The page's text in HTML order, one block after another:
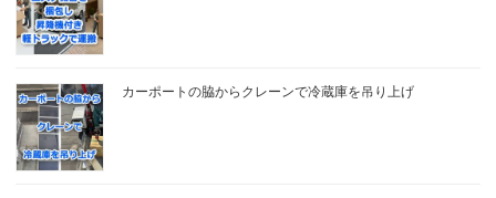
カーポートの脇からクレーンで冷蔵庫を吊り上げ